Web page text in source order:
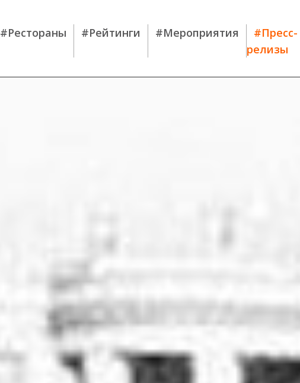
#Рестораны #Рейтинги #Мероприятия
#Пресс-
релизы